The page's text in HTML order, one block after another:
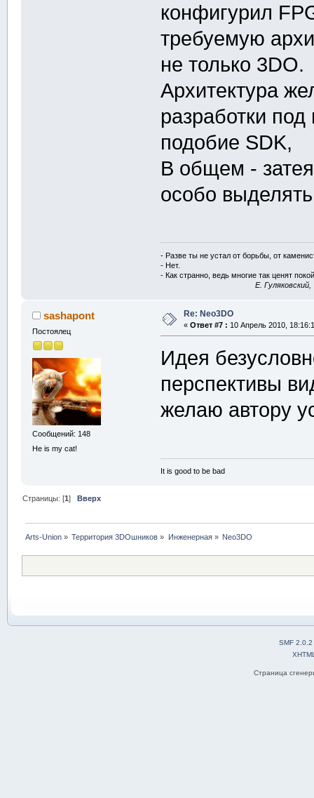
конфигурил
требуемую
не только 3DO.
Архитектура
разработки
подобие SDK,
В общем -
особо
- Разве ты не устал от борьбы, от
- Нет.
- Как странно, ведь многие так ценят
E.
sashapont
Постоялец
Сообщений: 148
He is my cat!
Re: Neo3DO
« Ответ #7 : 10 Апрель 2010,
Идея
перспективы
желаю автору
It is good to be bad
Страницы: [1] Вверх
Arts-Union » Территория 3DOшников » Инженерная» Neo3DO
SMF 2.0.2
Страница